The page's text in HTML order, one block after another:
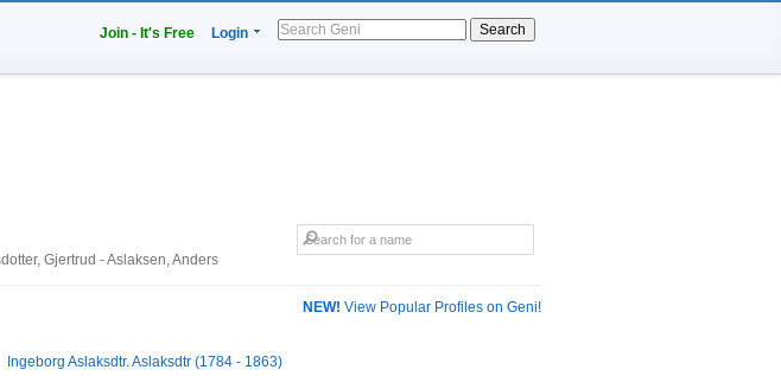
Join - It's Free Login Search
Gjertrud - Aslaksen, Anders
NEW! View Popular Profiles on Geni!
Ingeborg Aslaksdtr. Aslaksdtr (1784 - 1863)